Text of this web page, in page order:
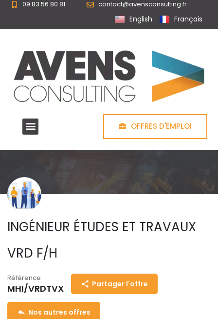
09 83 56 80 81 contact@avensconsulting.fr
English Français
OFFRES D'EMPLOI
INGÉNIEUR ÉTUDES ET TRAVAUX
VRD F/H
Référence
MHI/VRDTVX Partager l'offre
Nos autres offres
Panneau de gestion des cookies